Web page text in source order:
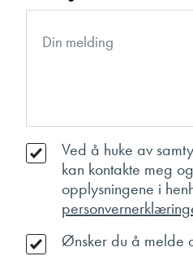
Ved å huke av
kan kontakte meg
opplysningene i
Ønsker du å melde